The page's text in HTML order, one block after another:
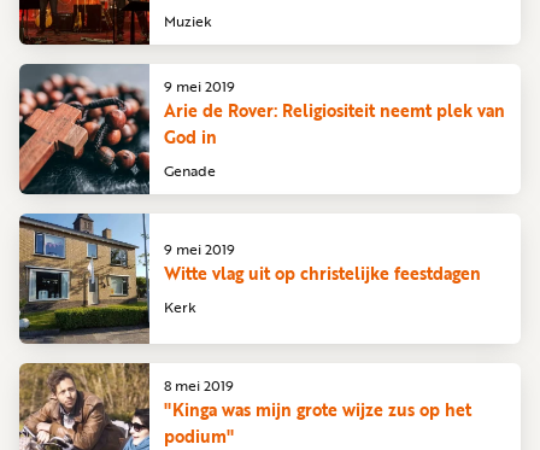
Muziek
Genade
Arie de Rover: Religiositeit neemt plek van
God in
9 mei 2019
Kerk
Witte vlag uit op christelijke feestdagen
9 mei 2019
"Kinga was mijn grote wijze zus op het
podium"
8 mei 2019